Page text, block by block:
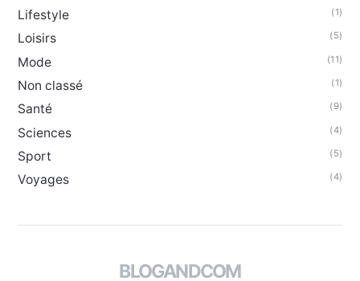
Lifestyle (1)
Loisirs (5)
Mode (11)
Non classé (1)
Santé (9)
Sciences (4)
Sport (5)
Voyages (4)
BLOGANDCOM